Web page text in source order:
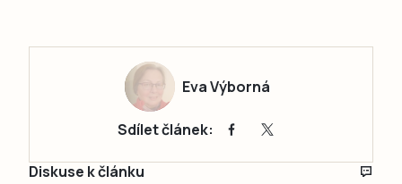
Eva Výborná
Sdílet článek:
Diskuse k článku